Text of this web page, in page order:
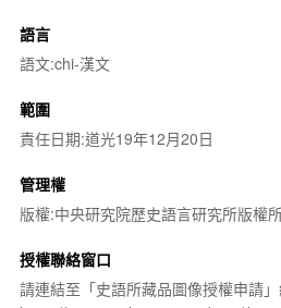
語言
語文:chi-漢文
範圍
責任日期:道光19年12月20日
管理權
版權:中央研究院歷史語言研究所版權
授權聯絡窗口
請連結至「史語所藏品圖像授權申請